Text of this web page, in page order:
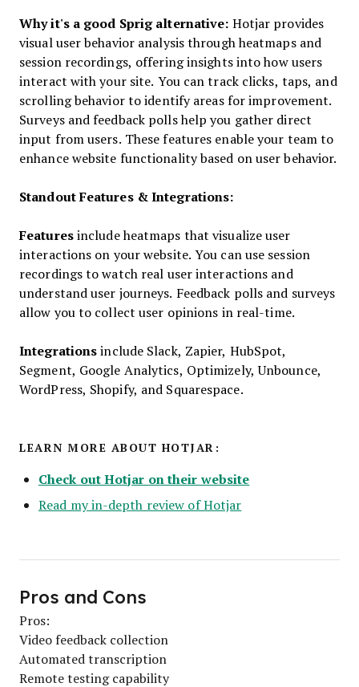
Why it's a good Sprig alternative: Hotjar provides
visual user behavior analysis through heatmaps and
session recordings, offering insights into how users
interact with your site. You can track clicks, taps, and
scrolling behavior to identify areas for improvement.
Surveys and feedback polls help you gather direct
input from users. These features enable your team to
enhance website functionality based on user behavior.
Standout Features & Integrations:
Featuresinclude heatmaps that visualize user
interactions on your website. You can use session
recordings to watch real user interactions and
understand user journeys. Feedback polls and surveys
allow you to collect user opinions in real-time.
Integrationsinclude Slack, Zapier, HubSpot,
Segment, Google Analytics, Optimizely, Unbounce,
WordPress, Shopify, and Squarespace.
LEARN MORE ABOUT HOTJAR:
Check out Hotjar on their website
Read my in-depth review of Hotjar
Pros and Cons
Pros:
Video feedback collection
Automated transcription
Remote testing capability